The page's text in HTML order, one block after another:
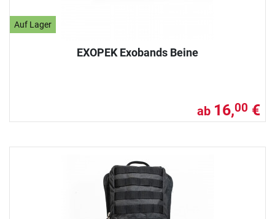
Auf Lager
EXOPEK Exobands Beine
ab 16,00 €